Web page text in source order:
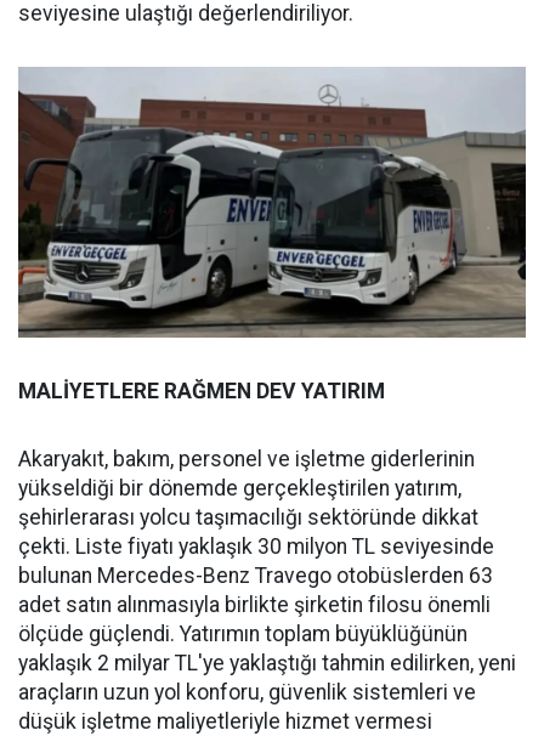
seviyesine ulaştığı değerlendiriliyor.
MALİYETLERE RAĞMEN DEV YATIRIM
Akaryakıt, bakım, personel ve işletme giderlerinin
yükseldiği bir dönemde gerçekleştirilen yatırım,
şehirlerarası yolcu taşımacılığı sektöründe dikkat
çekti. Liste fiyatı yaklaşık 30 milyon TL seviyesinde
bulunan Mercedes-Benz Travego otobüslerden 63
adet satın alınmasıyla birlikte şirketin filosu önemli
ölçüde güçlendi. Yatırımın toplam büyüklüğünün
yaklaşık 2 milyar TL'ye yaklaştığı tahmin edilirken, yeni
araçların uzun yol konforu, güvenlik sistemleri ve
düşük işletme maliyetleriyle hizmet vermesi